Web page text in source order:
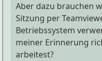
Aber dazu brauchen
Sitzung per
Betriebssystem
meiner Erinnerung
arbeitest?